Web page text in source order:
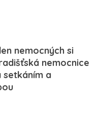
nemocných si
nemocnice
setkáním a